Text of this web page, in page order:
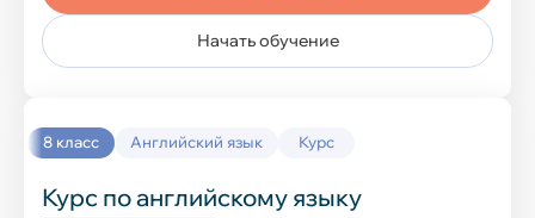
Начать обучение
8 класс Английский язык Курс
Курс по английскому языку